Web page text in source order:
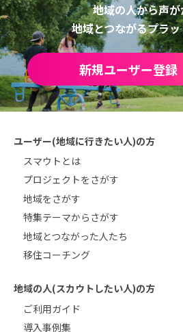
地域の人から声
地域とつながるプラ
新規ユーザー登録
ユーザー(地域に行きたい人)の方
スマウトとは
プロジェクトをさがす
地域をさがす
特集テーマからさがす
地域とつながった人たち
移住コーチング
地域の人(スカウトしたい人)の方
ご利用ガイド
導入事例集